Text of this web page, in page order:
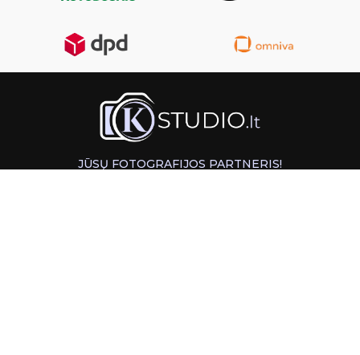
JŪSŲ FOTOGRAFIJOS PARTNERIS!